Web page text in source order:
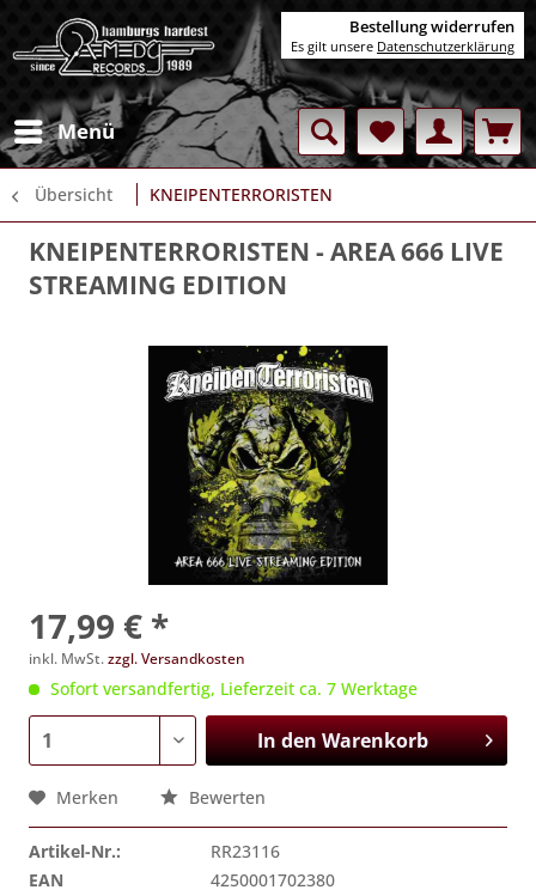
Menü
Übersicht KNEIPENTERRORISTEN
KNEIPENTERRORISTEN - AREA 666 LIVE
STREAMING EDITION
17,99 € *
inkl. MwSt.zzgl. Versandkosten
Sofort versandfertig, Lieferzeit ca. 7 Werktage
In denWarenkorb
Merken Bewerten
Artikel-Nr.:
RR23116
EAN
4250001702380
Bestellung widerrufen
Es gilt unsere Datenschutzerklärung